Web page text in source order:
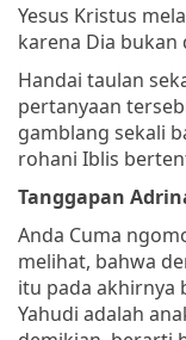
Yesus Kristus
karena Dia bukan
Handai taulan
pertanyaan
gamblang sekali
rohani Iblis
Tanggapan
Anda Cuma
melihat, bahwa
itu pada akhirnya
Yahudi adalah